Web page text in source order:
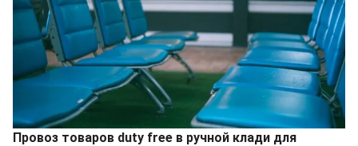
Провоз товаров duty free в ручной клади для